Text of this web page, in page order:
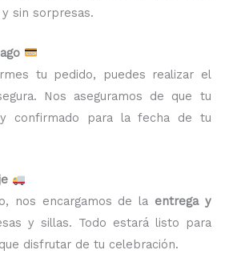
sin sorpresas.
tu pedido, puedes realizar el
Nos aseguramos de que tu
confirmado para la fecha de tu
nos encargamos de la entrega y
y sillas. Todo estará listo para
disfrutar de tu celebración.